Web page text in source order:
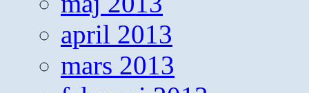
april 2013
mars 2013